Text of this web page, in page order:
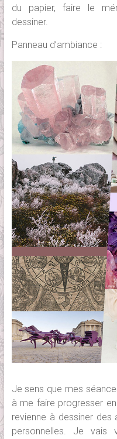
du papier, faire le
dessiner.
Panneau d’ambiance :
Je sens que mes
à me faire progresser
revienne à dessiner des
personnelles. Je vais